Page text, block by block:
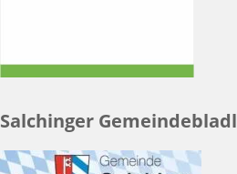
Salchinger Gemeindebladl